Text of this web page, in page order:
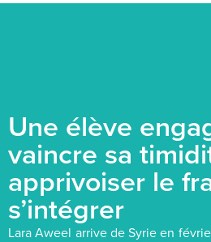
Une élève
vaincre sa
apprivoiser le
s’intégrer
Lara Aweel arrive de Syrie en